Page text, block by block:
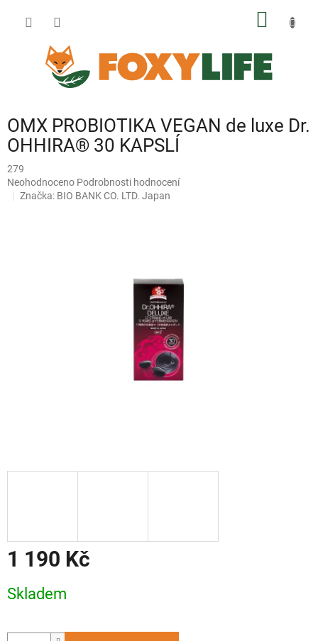
OMX PROBIOTIKA VEGAN de luxe Dr.
OHHIRA® 30 KAPSLÍ
279
Průměrné
hodnocení
Neohodnoceno Podrobnosti hodnocení
Značka: BIO BANK CO. LTD. Japan
1 190 Kč
cena:
Skladem